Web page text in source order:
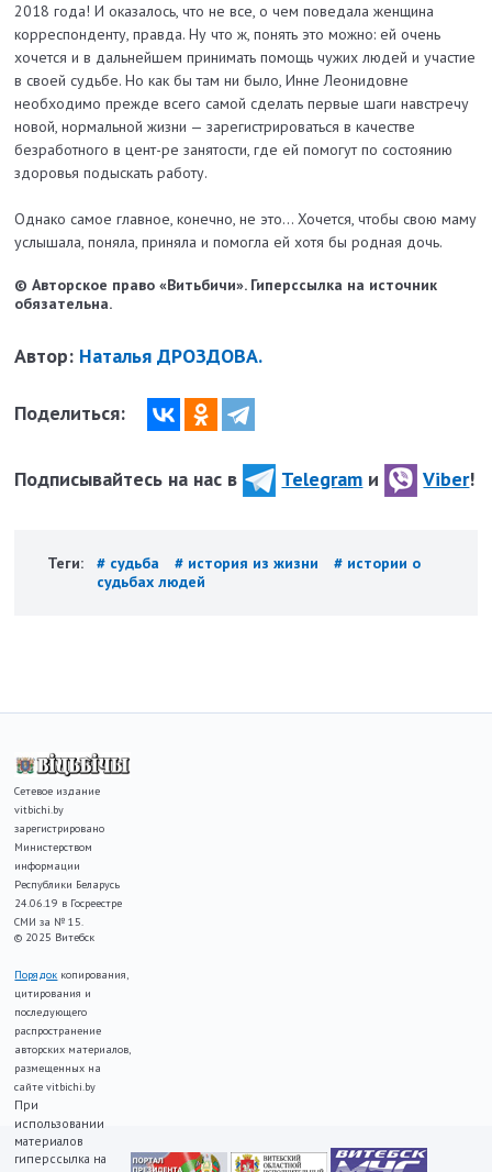
2018 года! И оказалось, что не все, о чем поведала женщина
корреспонденту, правда. Ну что ж, понять это можно: ей очень
хочется и в дальнейшем принимать помощь чужих людей и участие
в своей судьбе. Но как бы там ни было, Инне Леонидовне
необходимо прежде всего самой сделать первые шаги навстречу
новой, нормальной жизни — зарегистрироваться в качестве
безработного в цент-ре занятости, где ей помогут по состоянию
здоровья подыскать работу.
Однако самое главное, конечно, не это... Хочется, чтобы свою маму
услышала, поняла, приняла и помогла ей хотя бы родная дочь.
© Авторское право «Витьбичи». Гиперссылка на источник
обязательна.
Автор: Наталья ДРОЗДОВА.
Поделиться:
Подписывайтесь на нас в Telegram и Viber!
Теги: # судьба # история из жизни
# истории о
судьбах людей
Сетевое издание
vitbichi.by
зарегистрировано
Министерством
информации
Республики Беларусь
24.06.19 в Госреестре
СМИ за № 15.
© 2025 Витебск
Порядок копирования,
цитирования и
последующего
распространение
авторских материалов,
размещенных на
сайте vitbichi.by
При
использовании
материалов
гиперссылка на